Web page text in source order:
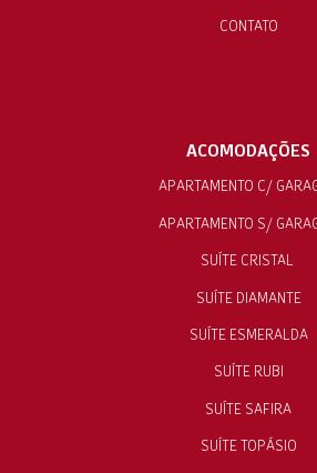
CONTATO
ACOMODAÇÕES
APARTAMENTO C/
APARTAMENTO S/
SUÍTE CRISTAL
SUÍTE DIAMANTE
SUÍTE ESMERALDA
SUÍTE RUBI
SUÍTE SAFIRA
SUÍTE TOPÁSIO